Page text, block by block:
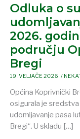
Odluka o
2026.
području
Bregi
19. VELJAČE 2026. /
Općina Koprivnički
osigurala je
udomljavanje pasa
Bregi“. U skladu […]
sufinanciranju
udomljavanja
pasa
lutalica
u
2026.
godini
na
području
Općine
Koprivnički